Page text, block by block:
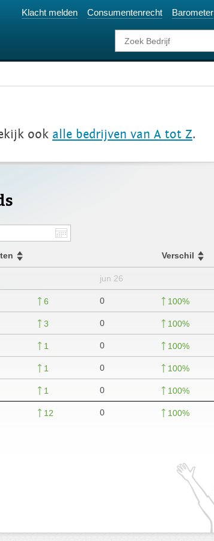
Klacht melden Consumentenrecht Barometer
ook alle bedrijven van A tot Z.
Verschil
jun 26
6 0 100%
3 0 100%
1 0 100%
1 0 100%
1 0 100%
12 0 100%